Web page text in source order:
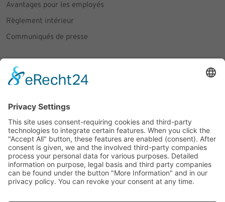
Avantages pour les employés
Règlement intérieur
Communiqués de presse
Social Media
Facebook
Instagram